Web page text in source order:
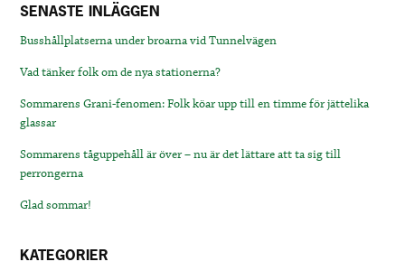
SENASTE INLÄGGEN
Busshållplatserna under broarna vid Tunnelvägen
Vad tänker folk om de nya stationerna?
Sommarens Grani-fenomen: Folk köar upp till en timme för jättelika
glassar
Sommarens tåguppehåll är över – nu är det lättare att ta sig till
perrongerna
Glad sommar!
KATEGORIER